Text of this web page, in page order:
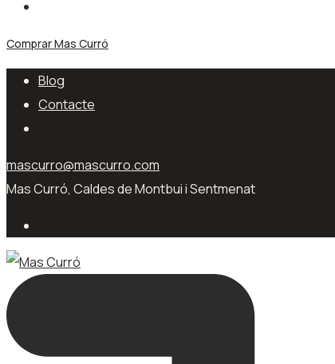
Comprar Mas Curró
Blog
Contacte
mascurro@mascurro.com
Mas Curró, Caldes de Montbui i Sentmenat